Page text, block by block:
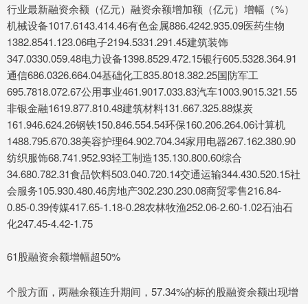
行业最新融资余额（亿元）融资余额增加额（亿元）增幅（%）
机械设备1017.6143.414.46有色金属886.4242.935.09医药生物
1382.8541.123.06电子2194.5331.291.45建筑装饰
347.0330.059.48电力设备1398.8529.472.15银行605.5328.364.91
通信686.0326.664.04基础化工835.8018.382.25国防军工
695.7818.072.67公用事业461.9017.033.83汽车1003.9015.321.55
非银金融1619.877.810.48建筑材料131.667.325.88煤炭
161.946.624.26钢铁150.846.554.54环保160.206.264.06计算机
1488.795.670.38美容护理64.902.704.34家用电器267.162.380.90
纺织服饰68.741.952.93轻工制造135.130.800.60综合
34.680.782.31食品饮料503.040.720.14交通运输344.430.520.15社
会服务105.930.480.46房地产302.230.230.08商贸零售216.84-
0.85-0.39传媒417.65-1.18-0.28农林牧渔252.06-2.60-1.02石油石
化247.45-4.42-1.75
61股融资余额增幅超50%
个股方面，两融余额连升期间，57.34%的标的股融资余额出现增